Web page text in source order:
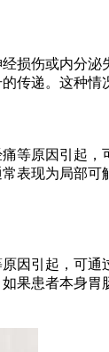
损伤或内分
传递。这种
等原因引起
现为局部
因引起，可
果患者本身